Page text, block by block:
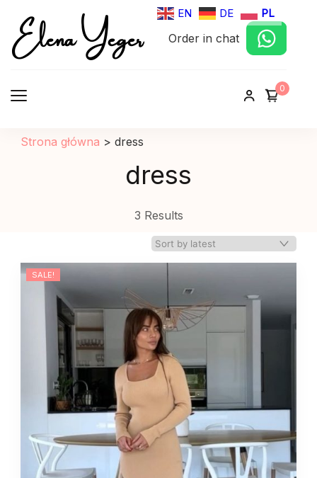
EN DE PL
Elena Yeger
Sklep internetowy odziez damska
Order in chat
0
Strona główna > dress
dress
3 Results
SALE!